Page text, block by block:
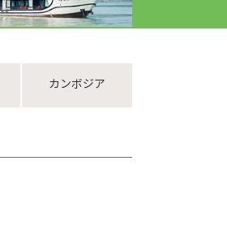
カンボジア